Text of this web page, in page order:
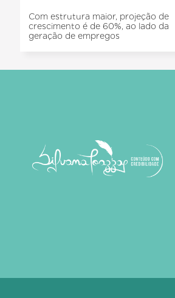
Com estrutura maior, projeção de
crescimento é de 60%, ao lado da
geração de empregos